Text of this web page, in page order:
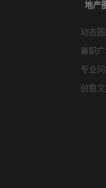
地产
动态
兼职
专业
创意